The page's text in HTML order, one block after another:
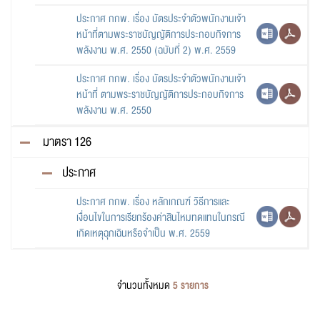
ประกาศ กกพ. เรื่อง บัตรประจำตัวพนักงานเจ้า
หน้าที่ตามพระราชบัญญัติการประกอบกิจการ
พลังงาน พ.ศ. 2550 (ฉบับที่ 2) พ.ศ. 2559
ประกาศ กกพ. เรื่อง บัตรประจำตัวพนักงานเจ้า
หน้าที่ ตามพระราชบัญญัติการประกอบกิจการ
พลังงาน พ.ศ. 2550
มาตรา 126
ประกาศ
ประกาศ กกพ. เรื่อง หลักเกณฑ์ วิธีการและ
เงื่อนไขในการเรียกร้องค่าสินไหมทดแทนในกรณี
เกิดเหตุฉุกเฉินหรือจำเป็น พ.ศ. 2559
จำนวนทั้งหมด 5 รายการ